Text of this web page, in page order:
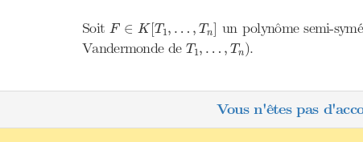
SoitF ∈ K[T 1 , … , Tn]
F∈K[T1, n] un polynôme semi-
Vandermonde de T 1 , … , Tn
T1 Tn ).
Vous n'êtes pas